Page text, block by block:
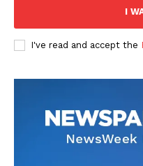
I
I've read and accept the